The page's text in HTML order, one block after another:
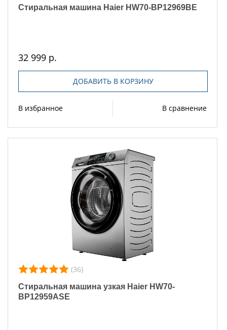
Стиральная машина Haier HW70-BP12969BE
32 999 р.
ДОБАВИТЬ В КОРЗИНУ
В избранное В сравнение
(36)
Стиральная машина узкая Haier HW70-
BP12959ASE